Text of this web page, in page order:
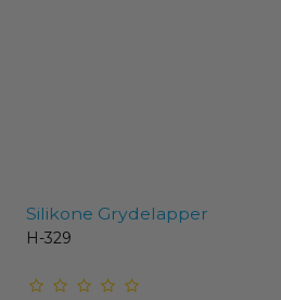
Silikone Grydelapper
H-329